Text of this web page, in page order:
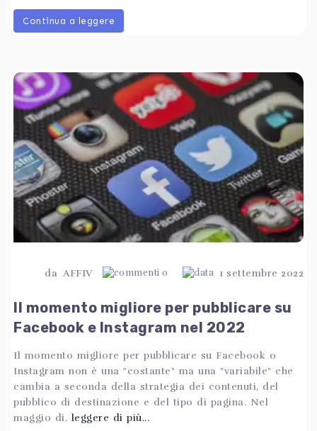
Continua a leggere
da AFFIV 0 1 settembre 2022
Il momento migliore per pubblicare su
Facebook e Instagram nel 2022
Il momento migliore per pubblicare su Facebook o
Instagram non è una "costante" ma una "variabile" che
cambia a seconda della strategia dei contenuti, del
pubblico di destinazione e del tipo di pagina. Nel
maggio di. leggere di più...